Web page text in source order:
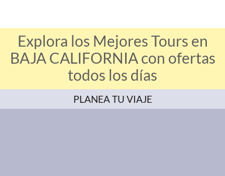
Explora los Mejores Tours en
BAJA CALIFORNIA con ofertas
todos los días
PLANEA TU VIAJE